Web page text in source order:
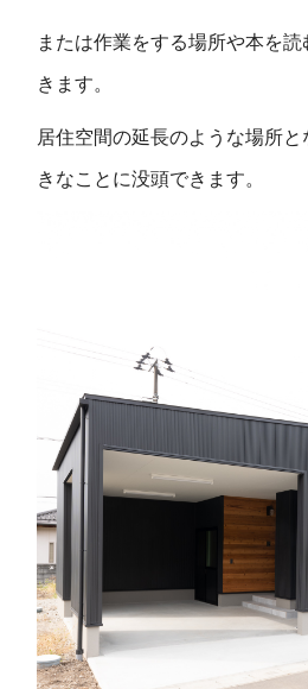
または作業をする場所や本を
きます。
居住空間の延長のような場所
きなことに没頭できます。